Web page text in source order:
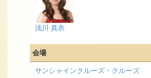
浅川 真衣
会場
サンシャインクルーズ・クルーズ